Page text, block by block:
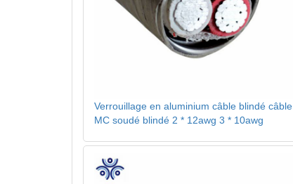
Verrouillage en aluminium câble blindé câble
MC soudé blindé 2 * 12awg 3 * 10awg